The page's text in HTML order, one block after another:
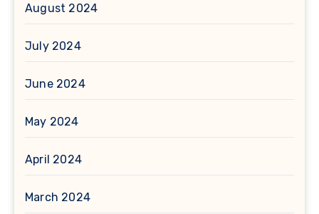
August 2024
July 2024
June 2024
May 2024
April 2024
March 2024